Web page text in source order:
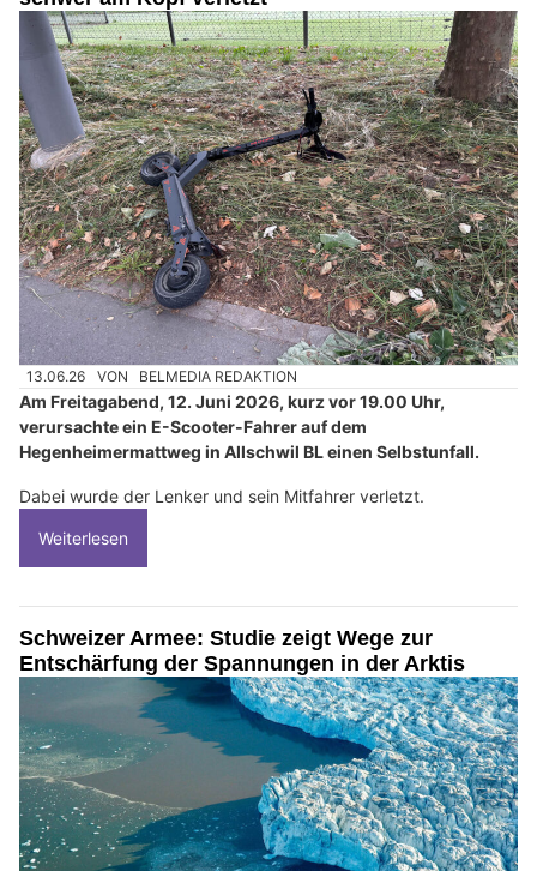
13.06.26 VON BELMEDIA REDAKTION
Am Freitagabend, 12. Juni 2026, kurz vor 19.00 Uhr,
verursachte ein E-Scooter-Fahrer auf dem
Hegenheimermattweg in Allschwil BL einen Selbstunfall.
Dabei wurde der Lenker und sein Mitfahrer verletzt.
Weiterlesen
Schweizer Armee: Studie zeigt Wege zur
Entschärfung der Spannungen in der Arktis